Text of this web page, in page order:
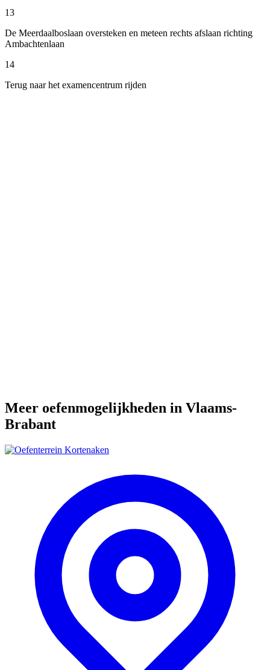
13
De Meerdaalboslaan oversteken en meteen rechts afslaan richting
Ambachtenlaan
14
Terug naar het examencentrum rijden
Meer oefenmogelijkheden in Vlaams-
Brabant